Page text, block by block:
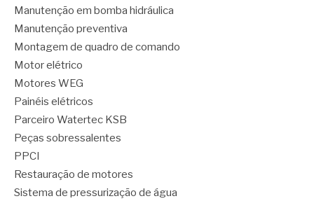
Manutenção em bomba hidráulica
Manutenção preventiva
Montagem de quadro de comando
Motor elétrico
Motores WEG
Painéis elétricos
Parceiro Watertec KSB
Peças sobressalentes
PPCI
Restauração de motores
Sistema de pressurização de água